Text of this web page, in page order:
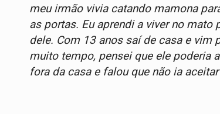
meu irmão vivia catando mamona
as portas. Eu aprendi a viver no
dele. Com 13 anos saí de casa e vim
muito tempo, pensei que ele poderia
fora da casa e falou que não ia